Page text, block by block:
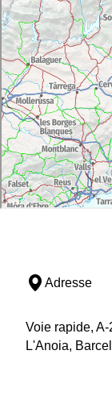
Adresse
Voie rapide,
L'Anoia,